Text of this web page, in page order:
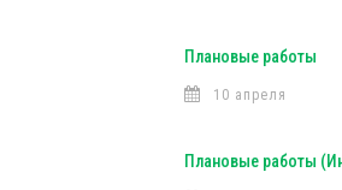
Плановые работы
10 апреля
Плановые работы